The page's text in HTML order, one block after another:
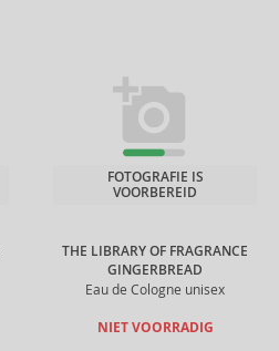
THE LIBRARY OF FRAGRANCE
GINGERBREAD
Eau de Cologne unisex
FOTOGRAFIE IS
VOORBEREID
NIET VOORRADIG